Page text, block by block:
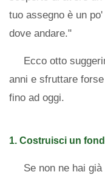
tuo assegno è un
dove andare."
Ecco otto
anni e sfruttare
fino ad oggi.
1. Costruisci un
Se non ne hai